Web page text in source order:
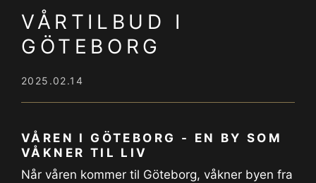
VÅRTILBUD I
GÖTEBORG
2025.02.14
VÅREN I GÖTEBORG - EN BY SOM
VÅKNER TIL LIV
Når våren kommer til Göteborg, våkner byen fra